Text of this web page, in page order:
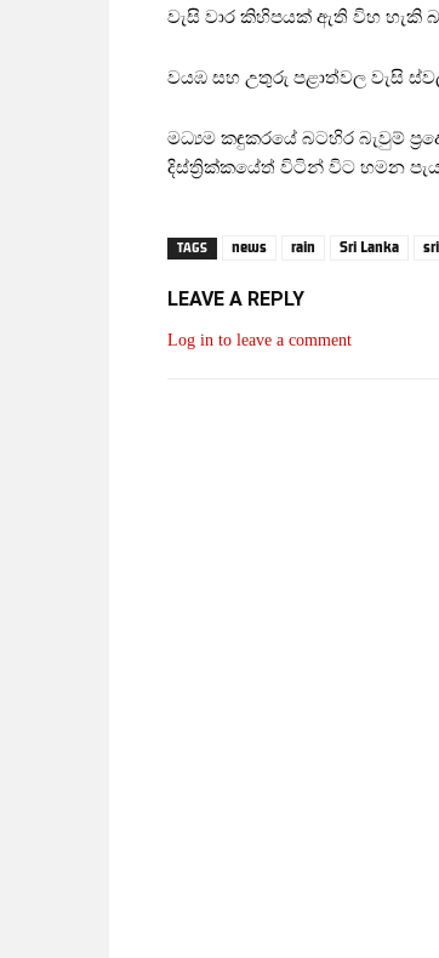
වැසි වාර කිහිපයක් ඇති විහ හැකි
වයඹ සහ උතුරු පළාත්වල වැසි
මධ්‍යම කඳුකරයේ බටහිර බැවුම්
දිස්ත්‍රික්කයේත් විටින් විට හමන
TAGS news rain Sri Lanka
LEAVE A REPLY
Log in to leave a comment